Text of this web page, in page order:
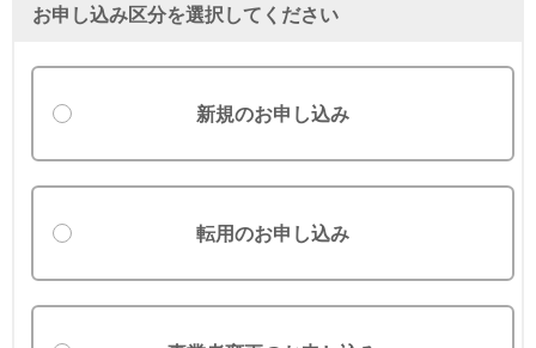
お申し込み区分を選択してください
新規のお申し込み
転用のお申し込み